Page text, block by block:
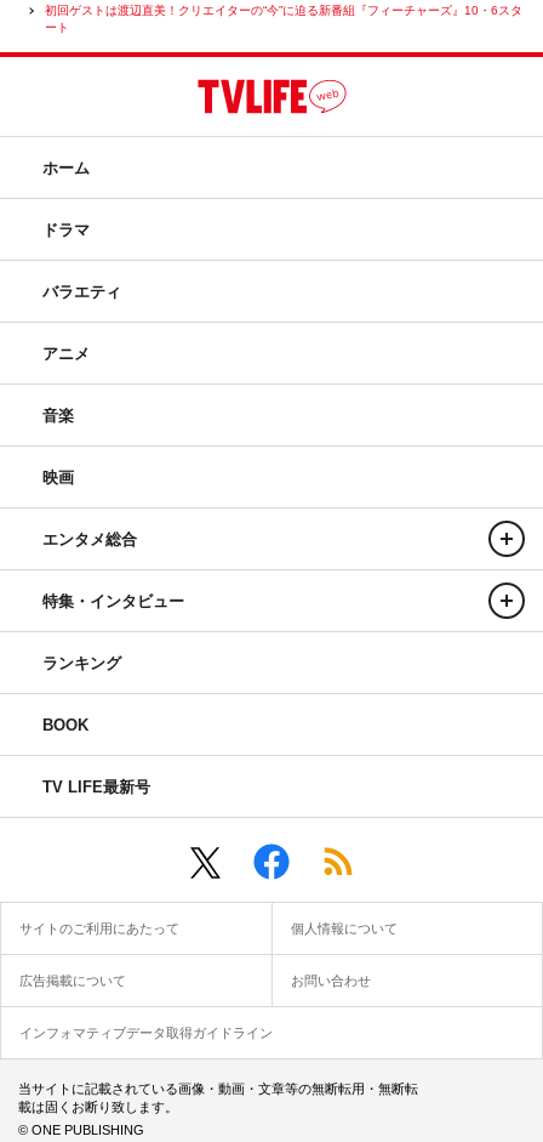
初回ゲストは渡辺直美！クリエイターの“今”に迫る新番組『フィーチャーズ』10・6スタ
ート
ホーム
ドラマ
バラエティ
アニメ
音楽
映画
エンタメ総合
特集・インタビュー
ランキング
BOOK
TV LIFE最新号
サイトのご利用にあたって 個人情報について
広告掲載について お問い合わせ
インフォマティブデータ取得ガイドライン
当サイトに記載されている画像・動画・文章等の無断転用・無断転
載は固くお断り致します。
© ONE PUBLISHING